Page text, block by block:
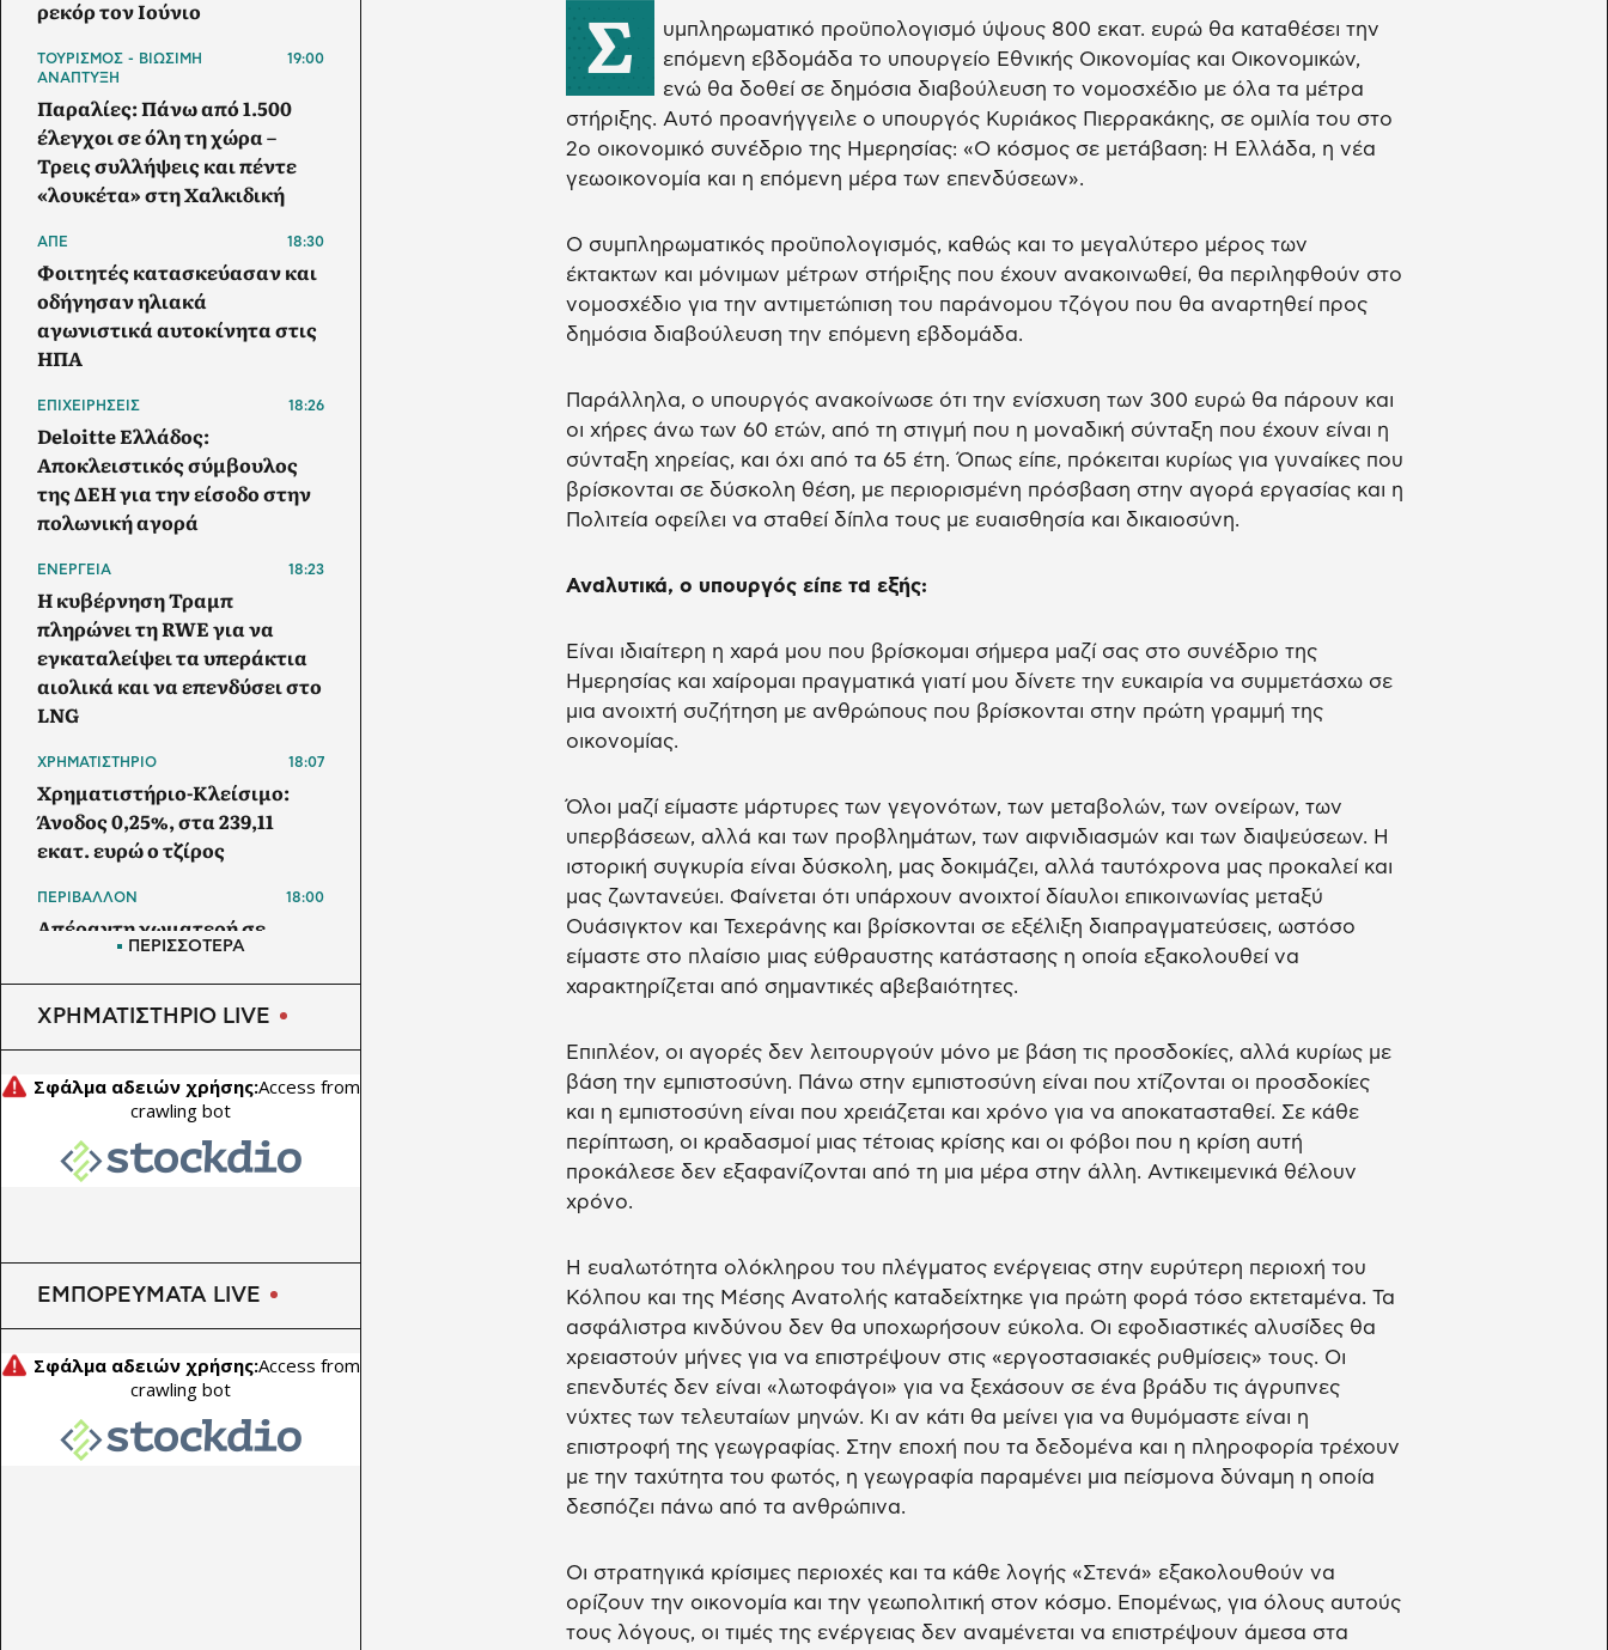
Σ
υμπληρωματικό προϋπολογισμό ύψους 800 εκατ. ευρώ θα καταθέσει την
επόμενη εβδομάδα το υπουργείο Εθνικής Οικονομίας και Οικονομικών,
ενώ θα δοθεί σε δημόσια διαβούλευση το νομοσχέδιο με όλα τα μέτρα
στήριξης. Αυτό προανήγγειλε ο υπουργός Κυριάκος Πιερρακάκης, σε ομιλία του στο
2ο οικονομικό συνέδριο της Ημερησίας: «Ο κόσμος σε μετάβαση: Η Ελλάδα, η νέα
γεωοικονομία και η επόμενη μέρα των επενδύσεων».
Ο συμπληρωματικός προϋπολογισμός, καθώς και το μεγαλύτερο μέρος των
έκτακτων και μόνιμων μέτρων στήριξης που έχουν ανακοινωθεί, θα περιληφθούν στο
νομοσχέδιο για την αντιμετώπιση του παράνομου τζόγου που θα αναρτηθεί προς
δημόσια διαβούλευση την επόμενη εβδομάδα.
Παράλληλα, ο υπουργός ανακοίνωσε ότι την ενίσχυση των 300 ευρώ θα πάρουν και
οι χήρες άνω των 60 ετών, από τη στιγμή που η μοναδική σύνταξη που έχουν είναι η
σύνταξη χηρείας, και όχι από τα 65 έτη. Όπως είπε, πρόκειται κυρίως για γυναίκες που
βρίσκονται σε δύσκολη θέση, με περιορισμένη πρόσβαση στην αγορά εργασίας και η
Πολιτεία οφείλει να σταθεί δίπλα τους με ευαισθησία και δικαιοσύνη.
Αναλυτικά, ο υπουργός είπε τα εξής:
Είναι ιδιαίτερη η χαρά μου που βρίσκομαι σήμερα μαζί σας στο συνέδριο της
Ημερησίας και χαίρομαι πραγματικά γιατί μου δίνετε την ευκαιρία να συμμετάσχω σε
μια ανοιχτή συζήτηση με ανθρώπους που βρίσκονται στην πρώτη γραμμή της
οικονομίας.
Όλοι μαζί είμαστε μάρτυρες των γεγονότων, των μεταβολών, των ονείρων, των
υπερβάσεων, αλλά και των προβλημάτων, των αιφνιδιασμών και των διαψεύσεων. Η
ιστορική συγκυρία είναι δύσκολη, μας δοκιμάζει, αλλά ταυτόχρονα μας προκαλεί και
μας ζωντανεύει. Φαίνεται ότι υπάρχουν ανοιχτοί δίαυλοι επικοινωνίας μεταξύ
Ουάσιγκτον και Τεχεράνης και βρίσκονται σε εξέλιξη διαπραγματεύσεις, ωστόσο
είμαστε στο πλαίσιο μιας εύθραυστης κατάστασης η οποία εξακολουθεί να
χαρακτηρίζεται από σημαντικές αβεβαιότητες.
Επιπλέον, οι αγορές δεν λειτουργούν μόνο με βάση τις προσδοκίες, αλλά κυρίως με
βάση την εμπιστοσύνη. Πάνω στην εμπιστοσύνη είναι που χτίζονται οι προσδοκίες
και η εμπιστοσύνη είναι που χρειάζεται και χρόνο για να αποκατασταθεί. Σε κάθε
περίπτωση, οι κραδασμοί μιας τέτοιας κρίσης και οι φόβοι που η κρίση αυτή
προκάλεσε δεν εξαφανίζονται από τη μια μέρα στην άλλη. Αντικειμενικά θέλουν
χρόνο.
Η ευαλωτότητα ολόκληρου του πλέγματος ενέργειας στην ευρύτερη περιοχή του
Κόλπου και της Μέσης Ανατολής καταδείχτηκε για πρώτη φορά τόσο εκτεταμένα. Τα
ασφάλιστρα κινδύνου δεν θα υποχωρήσουν εύκολα. Οι εφοδιαστικές αλυσίδες θα
χρειαστούν μήνες για να επιστρέψουν στις «εργοστασιακές ρυθμίσεις» τους. Οι
επενδυτές δεν είναι «λωτοφάγοι» για να ξεχάσουν σε ένα βράδυ τις άγρυπνες
νύχτες των τελευταίων μηνών. Κι αν κάτι θα μείνει για να θυμόμαστε είναι η
επιστροφή της γεωγραφίας. Στην εποχή που τα δεδομένα και η πληροφορία τρέχουν
με την ταχύτητα του φωτός, η γεωγραφία παραμένει μια πείσμονα δύναμη η οποία
δεσπόζει πάνω από τα ανθρώπινα.
Οι στρατηγικά κρίσιμες περιοχές και τα κάθε λογής «Στενά» εξακολουθούν να
ορίζουν την οικονομία και την γεωπολιτική στον κόσμο. Επομένως, για όλους αυτούς
τους λόγους, οι τιμές της ενέργειας δεν αναμένεται να επιστρέψουν άμεσα στα
ρεκόρ τον Ιούνιο
ΤΟΥΡΙΣΜΟΣ - ΒΙΩΣΙΜΗ
ΑΝΑΠΤΥΞΗ
19:00
Παραλίες: Πάνω από 1.500
έλεγχοι σε όλη τη χώρα –
Τρεις συλλήψεις και πέντε
«λουκέτα» στη Χαλκιδική
ΑΠΕ 18:30
Φοιτητές κατασκεύασαν και
οδήγησαν ηλιακά
αγωνιστικά αυτοκίνητα στις
ΗΠΑ
ΕΠΙΧΕΙΡΗΣΕΙΣ 18:26
Deloitte Ελλάδος:
Αποκλειστικός σύμβουλος
της ΔΕΗ για την είσοδο στην
πολωνική αγορά
ΕΝΕΡΓΕΙΑ 18:23
Η κυβέρνηση Τραμπ
πληρώνει τη RWE για να
εγκαταλείψει τα υπεράκτια
αιολικά και να επενδύσει στο
LNG
ΧΡΗΜΑΤΙΣΤΗΡΙΟ 18:07
Χρηματιστήριο-Κλείσιμο:
Άνοδος 0,25%, στα 239,11
εκατ. ευρώ ο τζίρος
ΠΕΡΙΒΑΛΛΟΝ 18:00
Απέραντη χωματερή σε
περιοχή δίπλα στην Εγνατία
οδό μολύνει την κοίτη του
Γαλλικού ποταμού
Φίτζι: Ηλιακή ενέργεια και
μπαταρίες σε 31
απομακρυσμένα σχολεία με
αυστραλιανή
ΠΕΡΙΣΣΟΤΕΡΑ
ΧΡΗΜΑΤΙΣΤΗΡΙΟ LIVE
ΕΜΠΟΡΕΥΜΑΤΑ LIVE